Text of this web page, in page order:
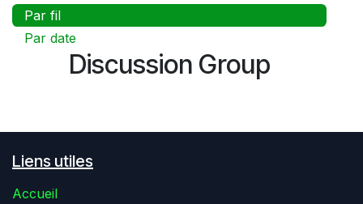
Par fil
Par date
Discussion Group
Liens utiles
Accueil